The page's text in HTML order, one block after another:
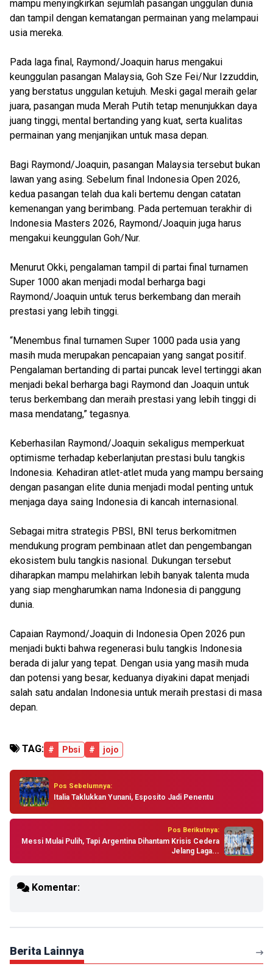
mampu menyingkirkan sejumlah pasangan unggulan dunia
dan tampil dengan kematangan permainan yang melampaui
usia mereka.
Pada laga final, Raymond/Joaquin harus mengakui
keunggulan pasangan Malaysia, Goh Sze Fei/Nur Izzuddin,
yang berstatus unggulan ketujuh. Meski gagal meraih gelar
juara, pasangan muda Merah Putih tetap menunjukkan daya
juang tinggi, mental bertanding yang kuat, serta kualitas
permainan yang menjanjikan untuk masa depan.
Bagi Raymond/Joaquin, pasangan Malaysia tersebut bukan
lawan yang asing. Sebelum final Indonesia Open 2026,
kedua pasangan telah dua kali bertemu dengan catatan
kemenangan yang berimbang. Pada pertemuan terakhir di
Indonesia Masters 2026, Raymond/Joaquin juga harus
mengakui keunggulan Goh/Nur.
Menurut Okki, pengalaman tampil di partai final turnamen
Super 1000 akan menjadi modal berharga bagi
Raymond/Joaquin untuk terus berkembang dan meraih
prestasi yang lebih tinggi.
“Menembus final turnamen Super 1000 pada usia yang
masih muda merupakan pencapaian yang sangat positif.
Pengalaman bertanding di partai puncak level tertinggi akan
menjadi bekal berharga bagi Raymond dan Joaquin untuk
terus berkembang dan meraih prestasi yang lebih tinggi di
masa mendatang,” tegasnya.
Keberhasilan Raymond/Joaquin sekaligus memperkuat
optimisme terhadap keberlanjutan prestasi bulu tangkis
Indonesia. Kehadiran atlet-atlet muda yang mampu bersaing
dengan pasangan elite dunia menjadi modal penting untuk
menjaga daya saing Indonesia di kancah internasional.
Sebagai mitra strategis PBSI, BNI terus berkomitmen
mendukung program pembinaan atlet dan pengembangan
ekosistem bulu tangkis nasional. Dukungan tersebut
diharapkan mampu melahirkan lebih banyak talenta muda
yang siap mengharumkan nama Indonesia di panggung
dunia.
Capaian Raymond/Joaquin di Indonesia Open 2026 pun
menjadi bukti bahwa regenerasi bulu tangkis Indonesia
berada di jalur yang tepat. Dengan usia yang masih muda
dan potensi yang besar, keduanya diyakini dapat menjadi
salah satu andalan Indonesia untuk meraih prestasi di masa
depan.
TAG: # Pbsi # jojo
Pos Sebelumnya:
Italia Taklukkan Yunani, Esposito Jadi Penentu
Pos Berikutnya:
Messi Mulai Pulih, Tapi Argentina Dihantam Krisis Cedera
Jelang Laga...
Komentar:
Berita Lainnya